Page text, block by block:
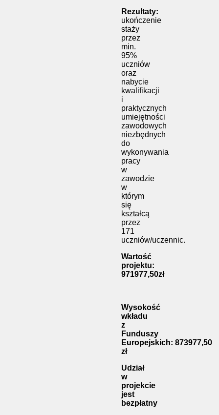
Rezultaty:
ukończenie
staży
przez
min.
95%
uczniów
oraz
nabycie
kwalifikacji
i
praktycznych
umiejętności
zawodowych
niezbędnych
do
wykonywania
pracy
w
zawodzie
w
którym
się
kształcą
przez
171
uczniów/uczennic.
Wartość
projektu:
971977,50zł
Wysokość
wkładu
z
Funduszy
Europejskich: 873977,50
zł
Udział
w
projekcie
jest
bezpłatny